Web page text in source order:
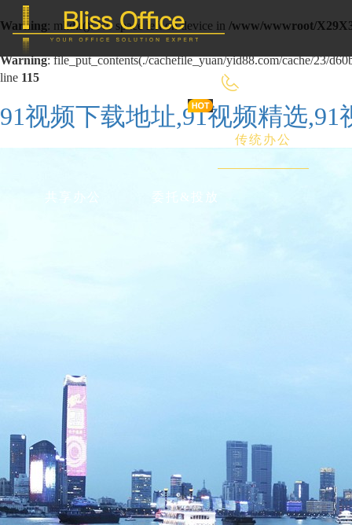
Warning: mkdir(): No space left on device in /www/wwwroot/
Warning: file_put_contents(./cachefile_yuan/yid88.com/cache/23/
line 115
91视频下载地址,91视频精选
传统办公
共享办公 委托&投放